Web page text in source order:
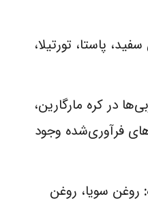
پاستا، تورتیلا،
در کره مارگارین،
فرآوری‌شده وجود
روغن سویا، روغن